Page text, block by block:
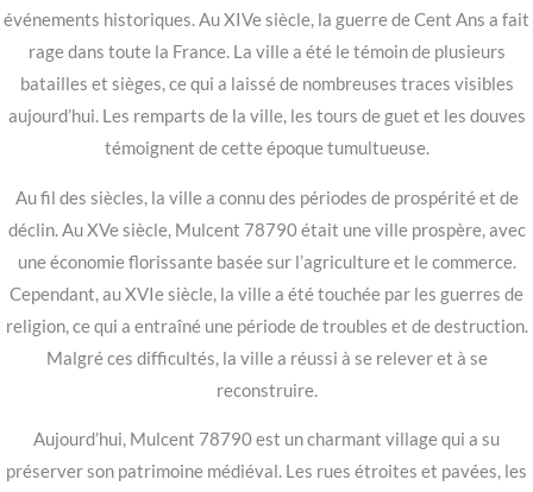
événements historiques. Au XIVe siècle, la guerre de Cent Ans a fait
rage dans toute la France. La ville a été le témoin de plusieurs
batailles et sièges, ce qui a laissé de nombreuses traces visibles
aujourd’hui. Les remparts de la ville, les tours de guet et les douves
témoignent de cette époque tumultueuse.
Au fil des siècles, la ville a connu des périodes de prospérité et de
déclin. Au XVe siècle, Mulcent 78790 était une ville prospère, avec
une économie florissante basée sur l’agriculture et le commerce.
Cependant, au XVIe siècle, la ville a été touchée par les guerres de
religion, ce qui a entraîné une période de troubles et de destruction.
Malgré ces difficultés, la ville a réussi à se relever et à se
reconstruire.
Aujourd’hui, Mulcent 78790 est un charmant village qui a su
préserver son patrimoine médiéval. Les rues étroites et pavées, les